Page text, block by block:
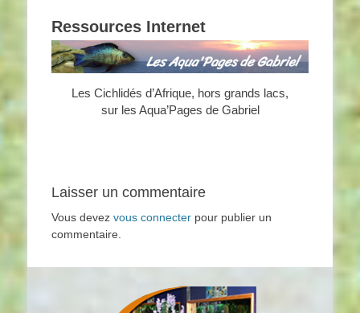
Ressources Internet
Les Cichlidés d’Afrique, hors grands lacs,
sur les Aqua’Pages de Gabriel
Laisser un commentaire
Vous devez vous connecter pour publier un
commentaire.